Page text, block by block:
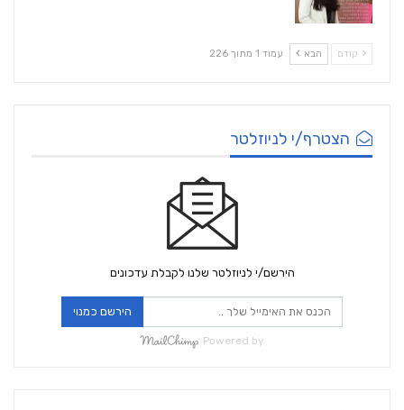
קודם הבא עמוד 1 מתוך 226
הצטרף/י לניוזלטר
הירשם/י לניוזלטר שלנו לקבלת עדכונים
הירשם כמנוי
Powered by